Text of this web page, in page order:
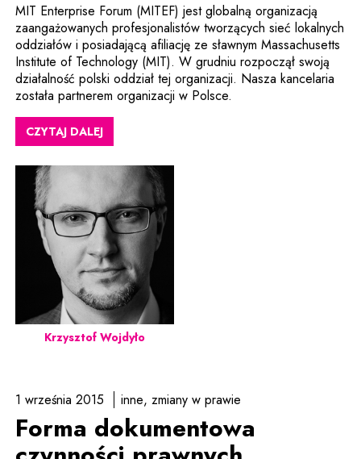
MIT Enterprise Forum (MITEF) jest globalną organizacją
zaangażowanych profesjonalistów tworzących sieć lokalnych
oddziałów i posiadającą afiliację ze sławnym Massachusetts
Institute of Technology (MIT). W grudniu rozpoczął swoją
działalność polski oddział tej organizacji. Nasza kancelaria
została partnerem organizacji w Polsce.
CZYTAJ DALEJ
Krzysztof Wojdyło
1 września 2015 inne zmiany w prawie
Forma dokumentowa